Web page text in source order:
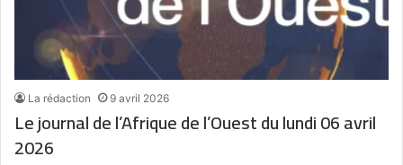
La rédaction 9 avril 2026
Le journal de l’Afrique de l’Ouest du lundi 06 avril
2026